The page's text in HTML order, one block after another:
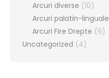
Arcuri diverse (10)
Arcuri palatin-linguale
Arcuri Fire Drepte (6)
Uncategorized (4)